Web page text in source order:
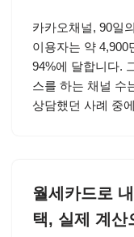
카카오채널, 90일
이용자는 약 4,900
94%에 달합니다.
스를 하는 채널 수
상담했던 사례 중
월세카드로
택, 실제 계산